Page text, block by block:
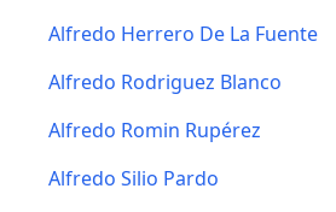
Alfredo Herrero De La Fuente
Alfredo Rodriguez Blanco
Alfredo Romin Rupérez
Alfredo Silio Pardo